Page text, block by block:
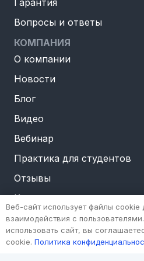
Гарантия
Вопросы и ответы
КОМПАНИЯ
О компании
Новости
Блог
Видео
Вебинар
Практика для студентов
Отзывы
Контакты
Техподдержка
Реквизиты
Веб-сайт использует файлы cookie
взаимодействия с
использовать сайт, вы
cookie. Политика